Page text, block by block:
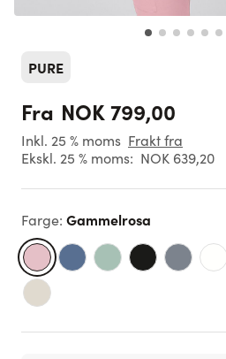
PURE
Fra NOK 799,00
Inkl. 25 % moms Frakt fra
Ekskl. 25 % moms: NOK 639,20
Farge: Gammelrosa